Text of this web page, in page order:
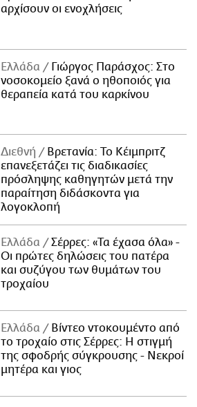
αρχίσουν οι ενοχλήσεις
Ελλάδα
Γιώργος Παράσχος: Στο
νοσοκομείο ξανά ο ηθοποιός για
θεραπεία κατά του καρκίνου
Διεθνή
Βρετανία: Το Κέιμπριτζ
επανεξετάζει τις διαδικασίες
πρόσληψης καθηγητών μετά την
παραίτηση διδάσκοντα για
λογοκλοπή
Ελλάδα
Σέρρες: «Τα έχασα όλα» -
Οι πρώτες δηλώσεις του πατέρα
και συζύγου των θυμάτων του
τροχαίου
Ελλάδα
Βίντεο ντοκουμέντο από
το τροχαίο στις Σέρρες: Η στιγμή
της σφοδρής σύγκρουσης - Νεκροί
μητέρα και γιος